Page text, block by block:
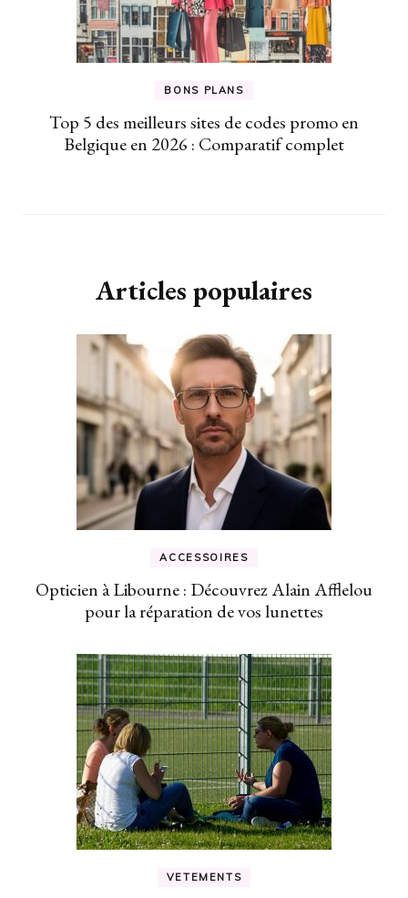
BONS PLANS
Top 5 des meilleurs sites de codes promo en
Belgique en 2026 : Comparatif complet
Articles populaires
ACCESSOIRES
Opticien à Libourne : Découvrez Alain Afflelou
pour la réparation de vos lunettes
VETEMENTS